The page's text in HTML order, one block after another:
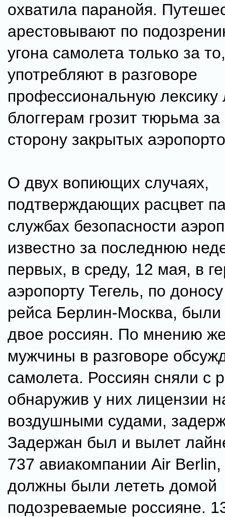
охватила паранойя.
арестовывают по
угона самолета только за
употребляют в разговоре
профессиональную лексику
блоггерам грозит тюрьма за
сторону закрытых
О двух вопиющих случаях,
подтверждающих расцвет
службах безопасности
известно за последнюю
первых, в среду, 12 мая, в
аэропорту Тегель, по
рейса Берлин-Москва,
двое россиян. По мнению
мужчины в разговоре
самолета. Россиян сняли с
обнаружив у них лицензии
воздушными судами,
Задержан был и вылет
737 авиакомпании Air
должны были лететь домой
подозреваемые россияне.